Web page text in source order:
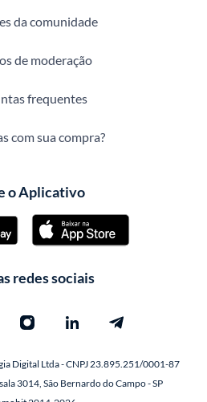
da comunidade
de moderação
frequentes
com sua compra?
o Aplicativo
redes sociais
Digital Ltda - CNPJ 23.895.251/0001-87
3014, São Bernardo do Campo - SP